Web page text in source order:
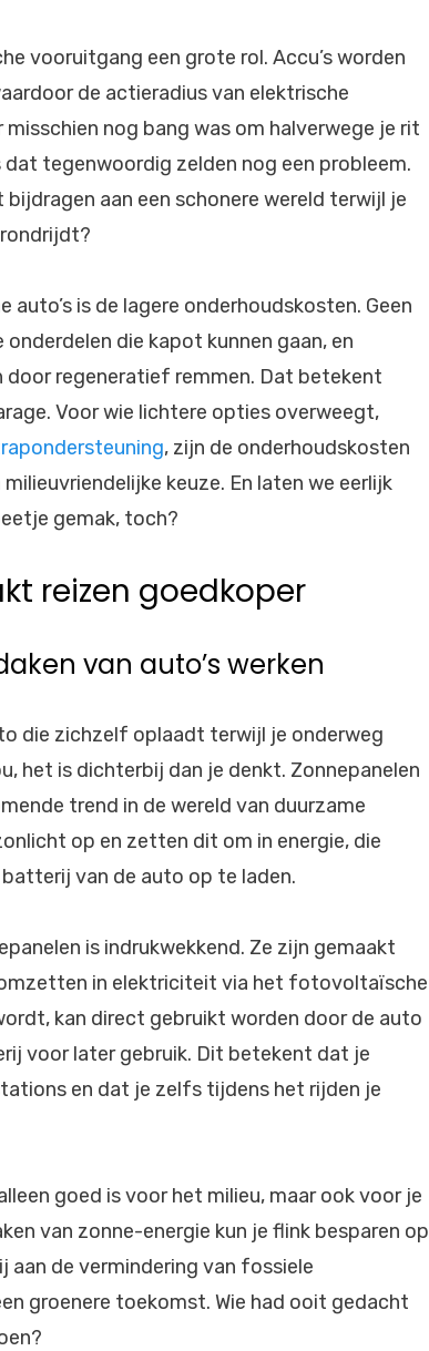
vooruitgang een grote rol. Accu’s worden
de actieradius van elektrische
nog bang was om halverwege je rit
tegenwoordig zelden nog een probleem.
bijdragen aan een schonere wereld terwijl je
auto’s is de lagere onderhoudskosten. Geen
die kapot kunnen gaan, en
door regeneratief remmen. Dat betekent
Voor wie lichtere opties overweegt,
, zijn de onderhoudskosten
keuze. En laten we eerlijk
gemak, toch?
reizen goedkoper
van auto’s werken
die zichzelf oplaadt terwijl je onderweg
het is dichterbij dan je denkt. Zonnepanelen
trend in de wereld van duurzame
op en zetten dit om in energie, die
van de auto op te laden.
is indrukwekkend. Ze zijn gemaakt
in elektriciteit via het fotovoltaïsche
kan direct gebruikt worden door de auto
voor later gebruik. Dit betekent dat je
en dat je zelfs tijdens het rijden je
goed is voor het milieu, maar ook voor je
van zonne-energie kun je flink besparen op
aan de vermindering van fossiele
groenere toekomst. Wie had ooit gedacht